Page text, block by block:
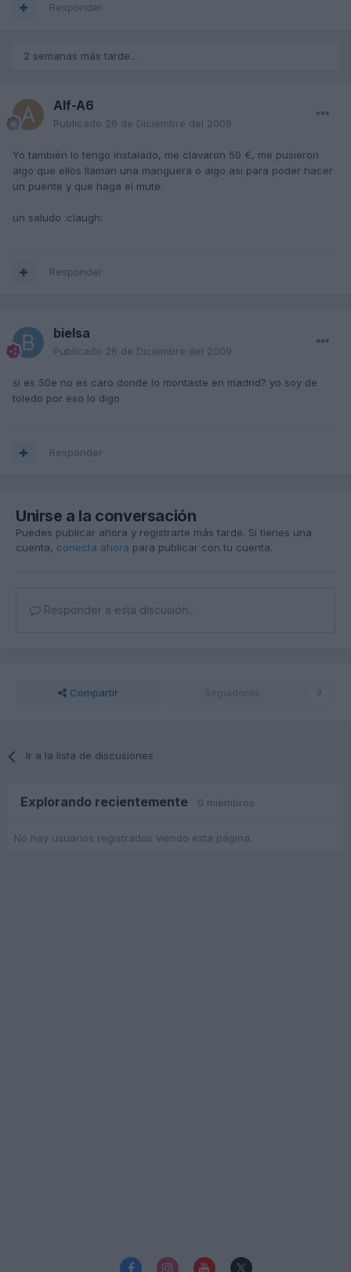
Responder
2 semanas más tarde...
Alf-A6
Publicado 26 de Diciembre del 2009
Yo también lo tengo instalado, me clavaron 50 €, me pusieron
algo que ellos llaman una manguera o algo asi para poder hacer
un puente y que haga el mute.
un saludo :claugh:
Responder
bielsa
Publicado 26 de Diciembre del 2009
si es 50e no es caro donde lo montaste en madrid? yo soy de
toledo por eso lo digo
Responder
Unirse a la conversación
Puedes publicar ahora y registrarte más tarde. Si tienes una
cuenta, conecta ahora para publicar con tu cuenta.
Responder a esta discusión...
Compartir Seguidores 0
Ir a la lista de discusiones
Explorando recientemente 0 miembros
No hay usuarios registrados viendo esta página.